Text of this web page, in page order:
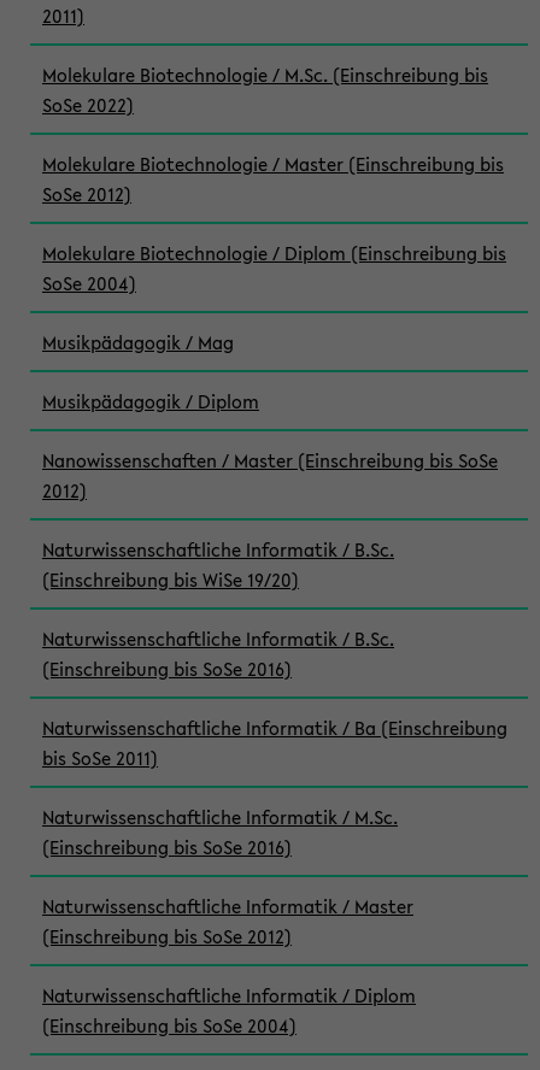
2011)
Molekulare Biotechnologie / M.Sc. (Einschreibung bis
SoSe 2022)
Molekulare Biotechnologie / Master (Einschreibung bis
SoSe 2012)
Molekulare Biotechnologie / Diplom (Einschreibung bis
SoSe 2004)
Musikpädagogik / Mag
Musikpädagogik / Diplom
Nanowissenschaften / Master (Einschreibung bis SoSe
2012)
Naturwissenschaftliche Informatik / B.Sc.
(Einschreibung bis WiSe 19/20)
Naturwissenschaftliche Informatik / B.Sc.
(Einschreibung bis SoSe 2016)
Naturwissenschaftliche Informatik / Ba (Einschreibung
bis SoSe 2011)
Naturwissenschaftliche Informatik / M.Sc.
(Einschreibung bis SoSe 2016)
Naturwissenschaftliche Informatik / Master
(Einschreibung bis SoSe 2012)
Naturwissenschaftliche Informatik / Diplom
(Einschreibung bis SoSe 2004)